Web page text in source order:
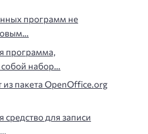
программ не
программа,
набор…
из пакета OpenOffice.org
средство для записи